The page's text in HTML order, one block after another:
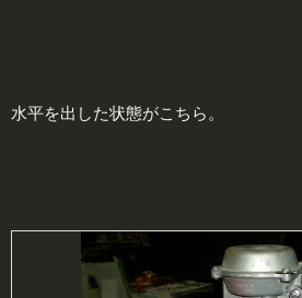
水平を出した状態がこちら。